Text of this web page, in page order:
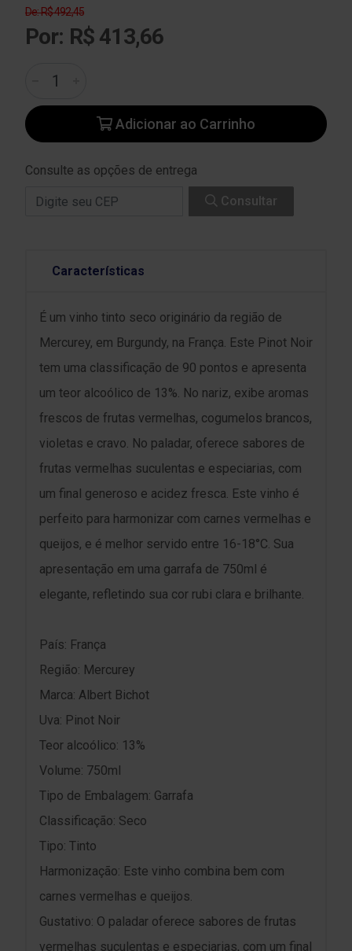
De: R$ 492,45
Por: R$ 413,66
Adicionar ao Carrinho
Consulte as opções de entrega
Consultar
Características
É um vinho tinto seco originário da região de
Mercurey, em Burgundy, na França. Este Pinot Noir
tem uma classificação de 90 pontos e apresenta
um teor alcoólico de 13%. No nariz, exibe aromas
frescos de frutas vermelhas, cogumelos brancos,
violetas e cravo. No paladar, oferece sabores de
frutas vermelhas suculentas e especiarias, com
um final generoso e acidez fresca. Este vinho é
perfeito para harmonizar com carnes vermelhas e
queijos, e é melhor servido entre 16-18°C. Sua
apresentação em uma garrafa de 750ml é
elegante, refletindo sua cor rubi clara e brilhante.
País: França
Região: Mercurey
Marca: Albert Bichot
Uva: Pinot Noir
Teor alcoólico: 13%
Volume: 750ml
Tipo de Embalagem: Garrafa
Classificação: Seco
Tipo: Tinto
Harmonização: Este vinho combina bem com
carnes vermelhas e queijos.
Gustativo: O paladar oferece sabores de frutas
vermelhas suculentas e especiarias, com um final